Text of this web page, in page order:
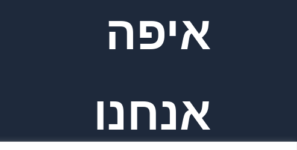
איפה
אנחנו